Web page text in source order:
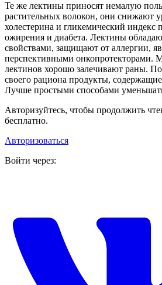
Те же лектины приносят немалую
растительных волокон, они снижают
холестерина и гликемический
ожирения и диабета. Лектины
свойствами, защищают от аллергии,
перспективными онкопротекторами.
лектинов хорошо залечивают раны.
своего рациона продукты,
Лучше простыми способами
Авторизуйтесь, чтобы продолжить
бесплатно.
Авторизоваться
Войти через: